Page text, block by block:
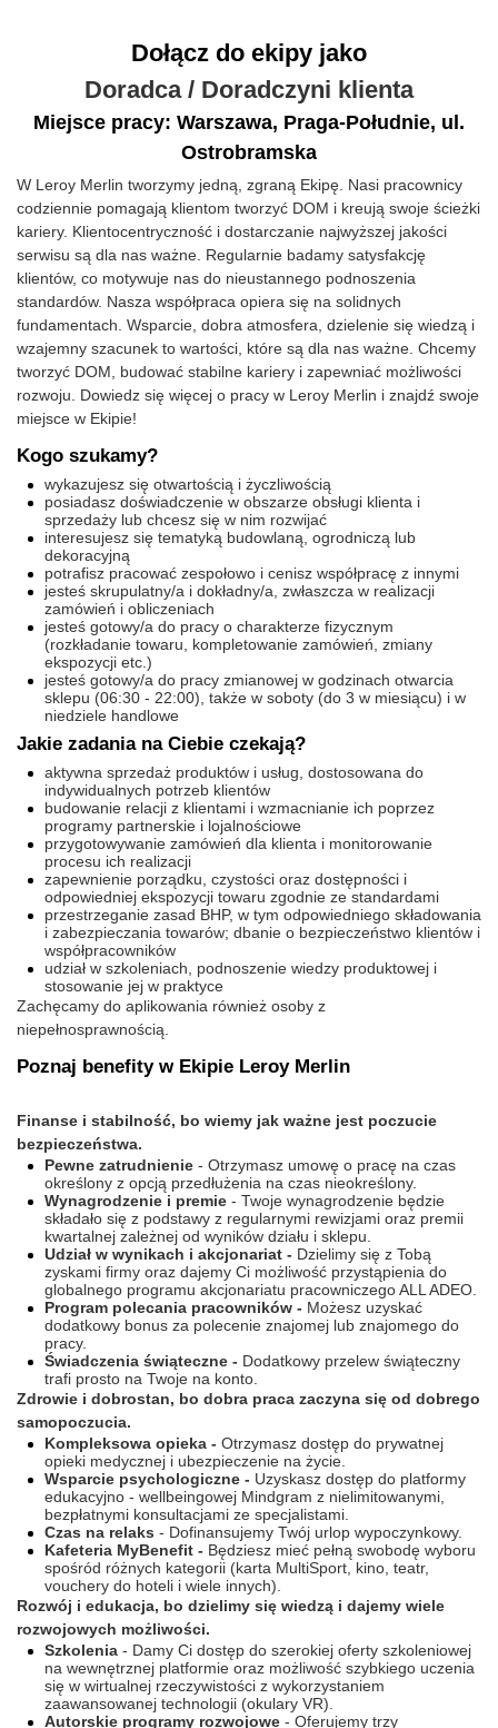
Dołącz do ekipy jako
Doradca / Doradczyni klienta
Miejsce pracy: Warszawa, Praga-Południe, ul.
Ostrobramska
W Leroy Merlin tworzymy jedną, zgraną Ekipę. Nasi pracownicy
codziennie pomagają klientom tworzyć DOM i kreują swoje ścieżki
kariery. Klientocentryczność i dostarczanie najwyższej jakości
serwisu są dla nas ważne. Regularnie badamy satysfakcję
klientów, co motywuje nas do nieustannego podnoszenia
standardów. Nasza współpraca opiera się na solidnych
fundamentach. Wsparcie, dobra atmosfera, dzielenie się wiedzą i
wzajemny szacunek to wartości, które są dla nas ważne. Chcemy
tworzyć DOM, budować stabilne kariery i zapewniać możliwości
rozwoju. Dowiedz się więcej o pracy w Leroy Merlin i znajdź swoje
miejsce w Ekipie!
Kogo szukamy?
wykazujesz się otwartością i życzliwością
posiadasz doświadczenie w obszarze obsługi klienta i
sprzedaży lub chcesz się w nim rozwijać
interesujesz się tematyką budowlaną, ogrodniczą lub
dekoracyjną
potrafisz pracować zespołowo i cenisz współpracę z innymi
jesteś skrupulatny/a i dokładny/a, zwłaszcza w realizacji
zamówień i obliczeniach
jesteś gotowy/a do pracy o charakterze fizycznym
(rozkładanie towaru, kompletowanie zamówień, zmiany
ekspozycji etc.)
jesteś gotowy/a do pracy zmianowej w godzinach otwarcia
sklepu (06:30 - 22:00), także w soboty (do 3 w miesiącu) i w
niedziele handlowe
Jakie zadania na Ciebie czekają?
aktywna sprzedaż produktów i usług, dostosowana do
indywidualnych potrzeb klientów
budowanie relacji z klientami i wzmacnianie ich poprzez
programy partnerskie i lojalnościowe
przygotowywanie zamówień dla klienta i monitorowanie
procesu ich realizacji
zapewnienie porządku, czystości oraz dostępności i
odpowiedniej ekspozycji towaru zgodnie ze standardami
przestrzeganie zasad BHP, w tym odpowiedniego składowania
i zabezpieczania towarów; dbanie o bezpieczeństwo klientów i
współpracowników
udział w szkoleniach, podnoszenie wiedzy produktowej i
stosowanie jej w praktyce
Zachęcamy do aplikowania również osoby z
niepełnosprawnością.
Poznaj benefity w Ekipie Leroy Merlin
Finanse i stabilność, bo wiemy jak ważne jest poczucie
bezpieczeństwa.
Pewne zatrudnienie - Otrzymasz umowę o pracę na czas
określony z opcją przedłużenia na czas nieokreślony.
Wynagrodzenie i premie - Twoje wynagrodzenie będzie
składało się z podstawy z regularnymi rewizjami oraz premii
kwartalnej zależnej od wyników działu i sklepu.
Udział w wynikach i akcjonariat - Dzielimy się z Tobą
zyskami firmy oraz dajemy Ci możliwość przystąpienia do
globalnego programu akcjonariatu pracowniczego ALL ADEO.
Program polecania pracowników - Możesz uzyskać
dodatkowy bonus za polecenie znajomej lub znajomego do
pracy.
Świadczenia świąteczne - Dodatkowy przelew świąteczny
trafi prosto na Twoje na konto.
Zdrowie i dobrostan, bo dobra praca zaczyna się od dobrego
samopoczucia.
Kompleksowa opieka - Otrzymasz dostęp do prywatnej
opieki medycznej i ubezpieczenie na życie.
Wsparcie psychologiczne - Uzyskasz dostęp do platformy
edukacyjno - wellbeingowej Mindgram z nielimitowanymi,
bezpłatnymi konsultacjami ze specjalistami.
Czas na relaks - Dofinansujemy Twój urlop wypoczynkowy.
Kafeteria MyBenefit - Będziesz mieć pełną swobodę wyboru
spośród różnych kategorii (karta MultiSport, kino, teatr,
vouchery do hoteli i wiele innych).
Rozwój i edukacja, bo dzielimy się wiedzą i dajemy wiele
rozwojowych możliwości.
Szkolenia - Damy Ci dostęp do szerokiej oferty szkoleniowej
na wewnętrznej platformie oraz możliwość szybkiego uczenia
się w wirtualnej rzeczywistości z wykorzystaniem
zaawansowanej technologii (okulary VR).
Autorskie programy rozwojowe - Oferujemy trzy